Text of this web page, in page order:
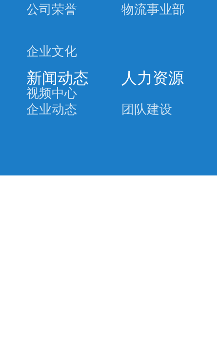
公司荣誉
企业文化
视频中心
物流事业部
新闻动态
企业动态
人力资源
团队建设